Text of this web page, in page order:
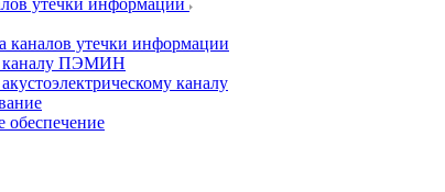
утечки информации
каналов утечки информации
каналу ПЭМИН
каналу
обеспечение